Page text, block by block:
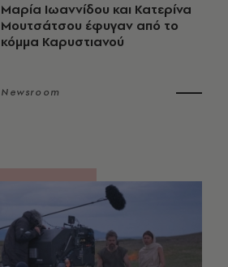
Μαρία Ιωαννίδου και Κατερίνα
Μουτσάτσου έφυγαν από το
κόμμα Καρυστιανού
Newsroom